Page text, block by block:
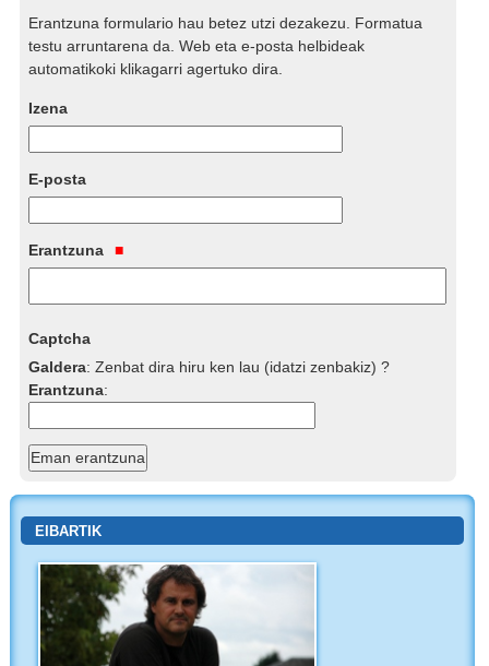
Erantzuna formulario hau betez utzi dezakezu. Formatua
testu arruntarena da. Web eta e-posta helbideak
automatikoki klikagarri agertuko dira.
Izena
E-posta
Erantzuna
Captcha
Galdera:Zenbat dira hiru ken lau (idatzi zenbakiz) ?
Erantzuna:
EIBARTIK